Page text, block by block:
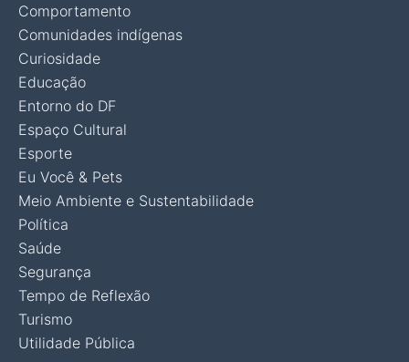
Comportamento
Comunidades indígenas
Curiosidade
Educação
Entorno do DF
Espaço Cultural
Esporte
Eu Você & Pets
Meio Ambiente e Sustentabilidade
Política
Saúde
Segurança
Tempo de Reflexão
Turismo
Utilidade Pública